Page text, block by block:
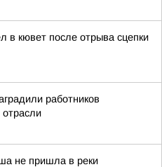
в кювет после отрыва сцепки
работников
отрасли
не пришла в реки